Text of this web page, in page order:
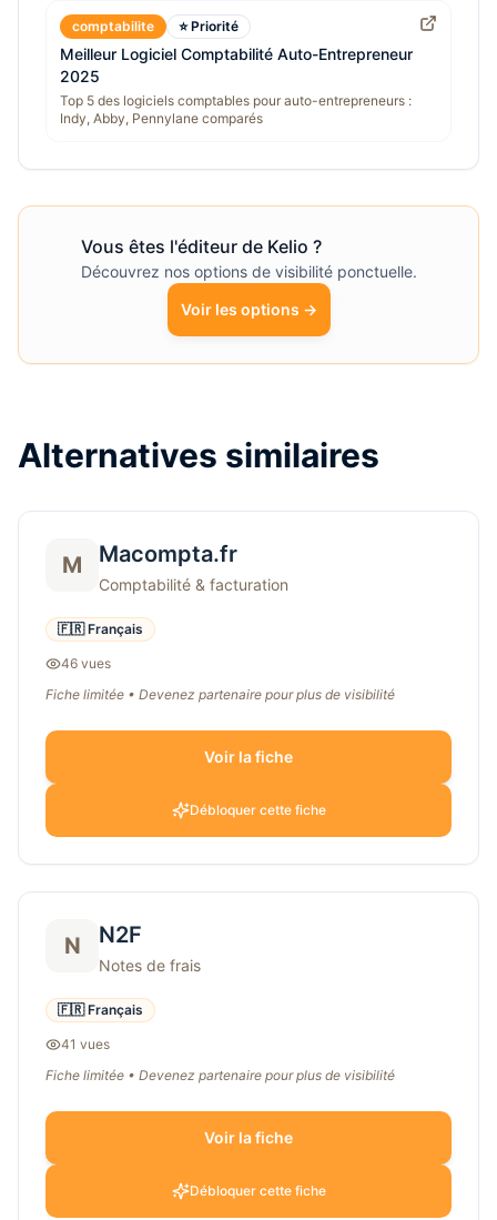
comptabilite ⭐ Priorité
Meilleur Logiciel Comptabilité Auto-Entrepreneur
2025
Top 5 des logiciels comptables pour auto-entrepreneurs :
Indy, Abby, Pennylane comparés
Vous êtes l'éditeur de Kelio ?
Découvrez nos options de visibilité ponctuelle.
Voir les options →
Alternatives similaires
M Macompta.fr
Comptabilité & facturation
🇫🇷 Français
46 vues
Fiche limitée • Devenez partenaire pour plus de visibilité
Voir la fiche
Débloquer cette fiche
N N2F
Notes de frais
🇫🇷 Français
41 vues
Fiche limitée • Devenez partenaire pour plus de visibilité
Voir la fiche
Débloquer cette fiche